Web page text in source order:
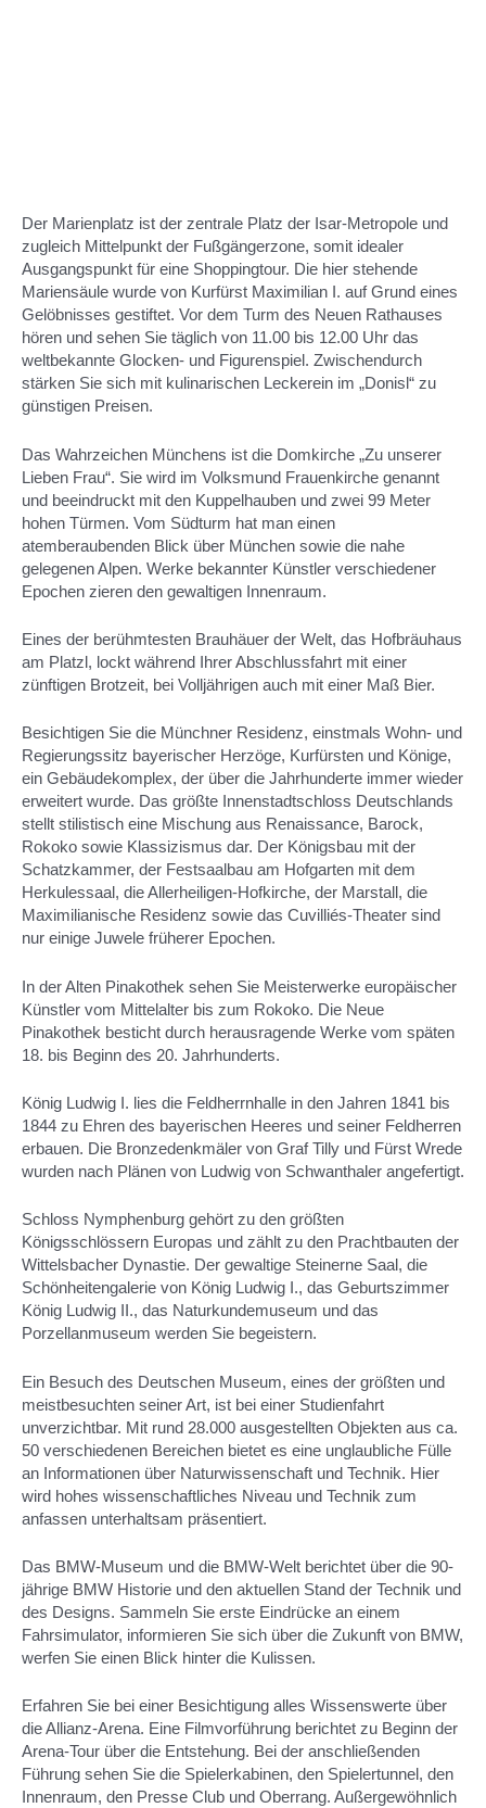
Der Marienplatz ist der zentrale Platz der Isar-Metropole und
zugleich Mittelpunkt der Fußgängerzone, somit idealer
Ausgangspunkt für eine Shoppingtour. Die hier stehende
Mariensäule wurde von Kurfürst Maximilian I. auf Grund eines
Gelöbnisses gestiftet. Vor dem Turm des Neuen Rathauses
hören und sehen Sie täglich von 11.00 bis 12.00 Uhr das
weltbekannte Glocken- und Figurenspiel. Zwischendurch
stärken Sie sich mit kulinarischen Leckerein im „Donisl“ zu
günstigen Preisen.
Das Wahrzeichen Münchens ist die Domkirche „Zu unserer
Lieben Frau“. Sie wird im Volksmund Frauenkirche genannt
und beeindruckt mit den Kuppelhauben und zwei 99 Meter
hohen Türmen. Vom Südturm hat man einen
atemberaubenden Blick über München sowie die nahe
gelegenen Alpen. Werke bekannter Künstler verschiedener
Epochen zieren den gewaltigen Innenraum.
Eines der berühmtesten Brauhäuer der Welt, das Hofbräuhaus
am Platzl, lockt während Ihrer Abschlussfahrt mit einer
zünftigen Brotzeit, bei Volljährigen auch mit einer Maß Bier.
Besichtigen Sie die Münchner Residenz, einstmals Wohn- und
Regierungssitz bayerischer Herzöge, Kurfürsten und Könige,
ein Gebäudekomplex, der über die Jahrhunderte immer wieder
erweitert wurde. Das größte Innenstadtschloss Deutschlands
stellt stilistisch eine Mischung aus Renaissance, Barock,
Rokoko sowie Klassizismus dar. Der Königsbau mit der
Schatzkammer, der Festsaalbau am Hofgarten mit dem
Herkulessaal, die Allerheiligen-Hofkirche, der Marstall, die
Maximilianische Residenz sowie das Cuvilliés-Theater sind
nur einige Juwele früherer Epochen.
In der Alten Pinakothek sehen Sie Meisterwerke europäischer
Künstler vom Mittelalter bis zum Rokoko. Die Neue
Pinakothek besticht durch herausragende Werke vom späten
18. bis Beginn des 20. Jahrhunderts.
König Ludwig I. lies die Feldherrnhalle in den Jahren 1841 bis
1844 zu Ehren des bayerischen Heeres und seiner Feldherren
erbauen. Die Bronzedenkmäler von Graf Tilly und Fürst Wrede
wurden nach Plänen von Ludwig von Schwanthaler angefertigt.
Schloss Nymphenburg gehört zu den größten
Königsschlössern Europas und zählt zu den Prachtbauten der
Wittelsbacher Dynastie. Der gewaltige Steinerne Saal, die
Schönheitengalerie von König Ludwig I., das Geburtszimmer
König Ludwig II., das Naturkundemuseum und das
Porzellanmuseum werden Sie begeistern.
Ein Besuch des Deutschen Museum, eines der größten und
meistbesuchten seiner Art, ist bei einer Studienfahrt
unverzichtbar. Mit rund 28.000 ausgestellten Objekten aus ca.
50 verschiedenen Bereichen bietet es eine unglaubliche Fülle
an Informationen über Naturwissenschaft und Technik. Hier
wird hohes wissenschaftliches Niveau und Technik zum
anfassen unterhaltsam präsentiert.
Das BMW-Museum und die BMW-Welt berichtet über die 90-
jährige BMW Historie und den aktuellen Stand der Technik und
des Designs. Sammeln Sie erste Eindrücke an einem
Fahrsimulator, informieren Sie sich über die Zukunft von BMW,
werfen Sie einen Blick hinter die Kulissen.
Erfahren Sie bei einer Besichtigung alles Wissenswerte über
die Allianz-Arena. Eine Filmvorführung berichtet zu Beginn der
Arena-Tour über die Entstehung. Bei der anschließenden
Führung sehen Sie die Spielerkabinen, den Spielertunnel, den
Innenraum, den Presse Club und Oberrang. Außergewöhnlich